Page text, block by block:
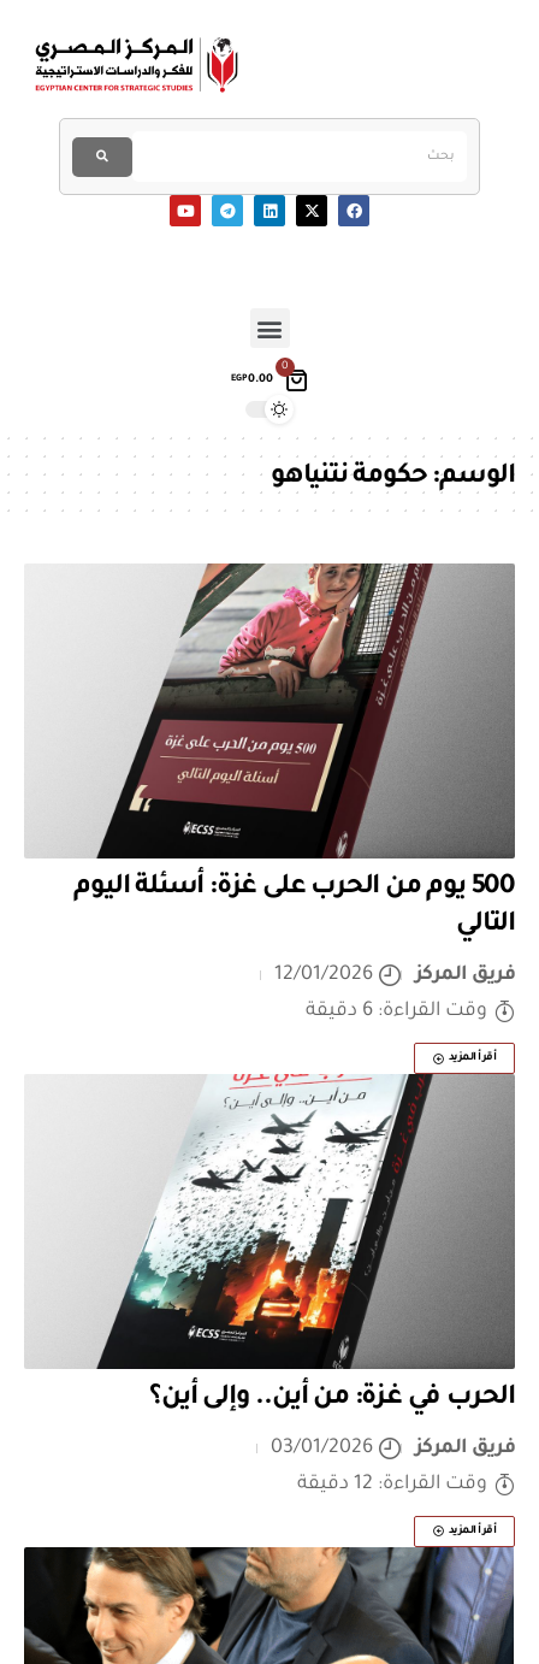
0
EGP0.00
الوسم:حكومة نتنياهو
500 يوم من الحرب على غزة: أسئلة اليوم
التالي
فريق المركز
12/01/2026
وقت القراءة: 6 دقيقة
أقرأ المزيد
الحرب في غزة: من أين.. وإلى أين؟
فريق المركز
03/01/2026
وقت القراءة: 12 دقيقة
أقرأ المزيد